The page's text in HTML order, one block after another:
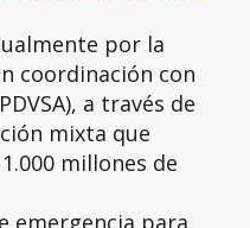
por la
coordinación con
a través de
mixta que
millones de
emergencia para